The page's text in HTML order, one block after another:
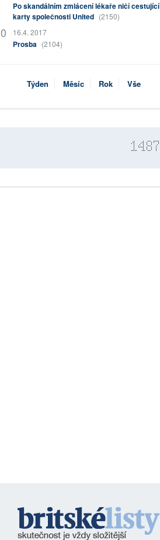
Po skandálním zmlácení lékaře ničí cestující
karty společnosti United (2150)
16.4. 2017
Prosba (2104)
Týden Měsíc Rok Vše
1487